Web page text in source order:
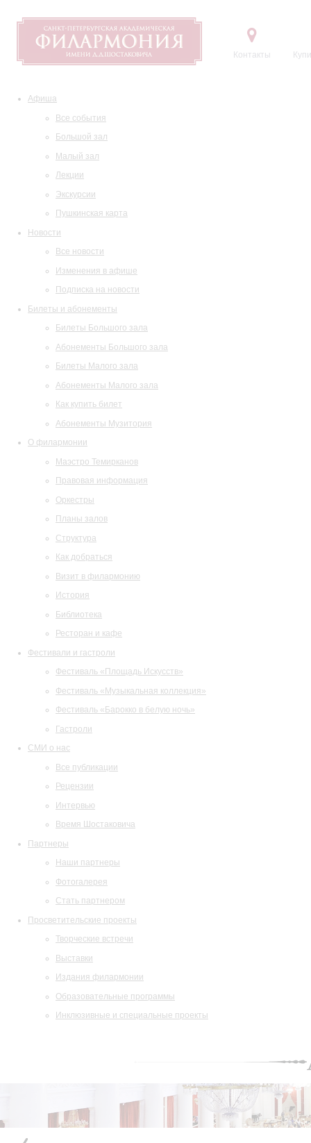
Контакты
Афиша
Все события
Большой зал
Малый зал
Лекции
Экскурсии
Пушкинская карта
Новости
Все новости
Изменения в афише
Подписка на новости
Билеты и абонементы
Билеты Большого зала
Абонементы Большого зала
Билеты Малого зала
Абонементы Малого зала
Как купить билет
Абонементы Музитория
О филармонии
Маэстро Темирканов
Правовая информация
Оркестры
Планы залов
Структура
Как добраться
Визит в филармонию
История
Библиотека
Ресторан и кафе
Фестивали и гастроли
Фестиваль «Площадь Искусств»
Фестиваль «Музыкальная коллекция»
Фестиваль «Барокко в белую ночь»
Гастроли
СМИ о нас
Все публикации
Рецензии
Интервью
Время Шостаковича
Партнеры
Наши партнеры
Фотогалерея
Стать партнером
Просветительские проекты
Творческие встречи
Выставки
Издания филармонии
Образовательные программы
Инклюзивные и специальные проекты